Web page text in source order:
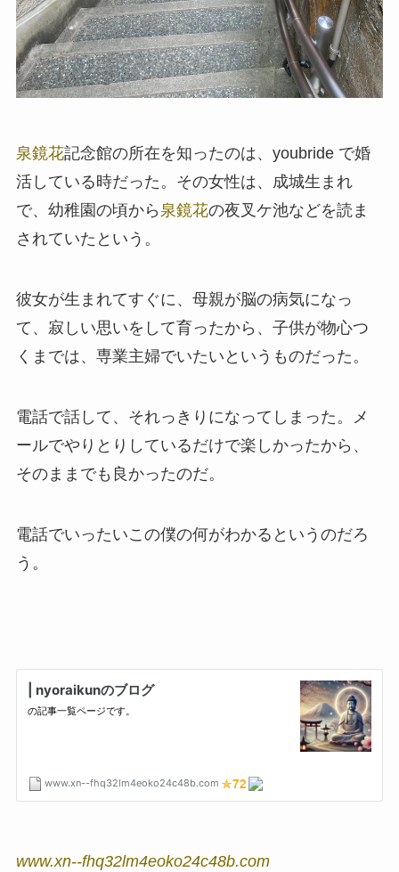
泉鏡花記念館の所在を知ったのは、youbride で婚
活している時だった。その女性は、成城生まれ
で、幼稚園の頃から 泉鏡花の夜叉ケ池などを読ま
されていたという。
彼女が生まれてすぐに、母親が脳の病気になっ
て、寂しい思いをして育ったから、子供が物心つ
くまでは、専業主婦でいたいというものだった。
電話で話して、それっきりになってしまった。メ
ールでやりとりしているだけで楽しかったから、
そのままでも良かったのだ。
電話でいったいこの僕の何がわかるというのだろ
う。
www.xn--fhq32lm4eoko24c48b.com